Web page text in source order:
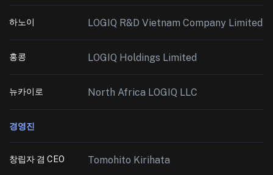
하노이 LOGIQ R&D Vietnam Company Limited
홍콩 LOGIQ Holdings Limited
뉴카이로 North Africa LOGIQ LLC
경영진
창립자 겸 CEO Tomohito Kirihata